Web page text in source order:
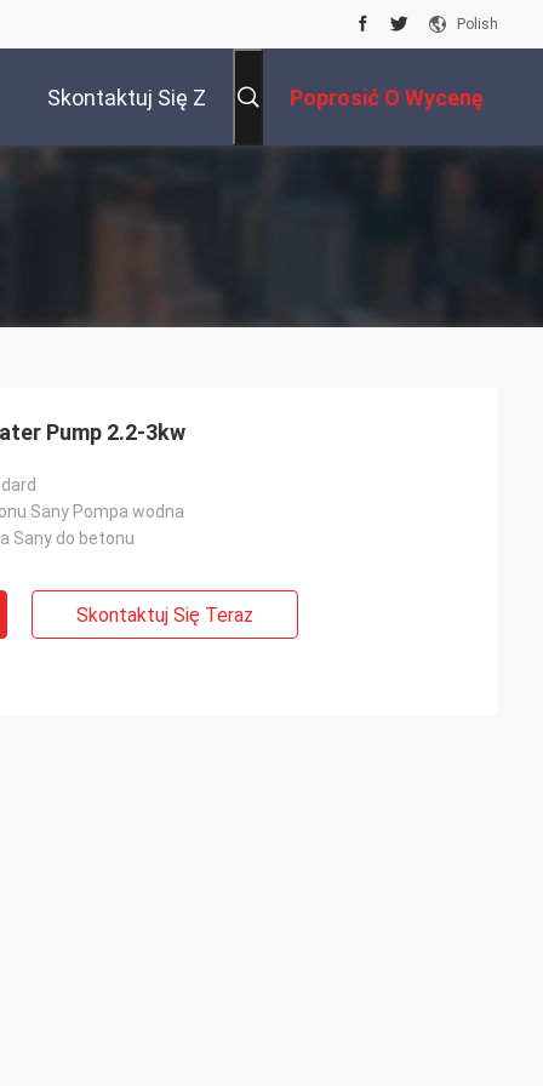
Polish
Skontaktuj Się Z Poprosić O Wycenę
Pump 2.2-3kw
Sany Pompa wodna
Sany do betonu
Skontaktuj Się Teraz